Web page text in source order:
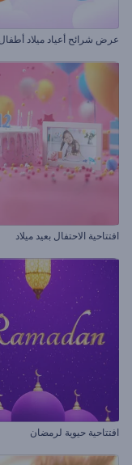
عرض شرائح أعياد ميلاد أطفال
افتتاحية الاحتفال بعيد ميلاد
افتتاحية حيوية لرمضان